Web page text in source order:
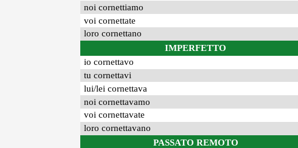
noi cornettiamo
voi cornettate
loro cornettano
IMPERFETTO
io cornettavo
tu cornettavi
lui/lei cornettava
noi cornettavamo
voi cornettavate
loro cornettavano
PASSATO REMOTO